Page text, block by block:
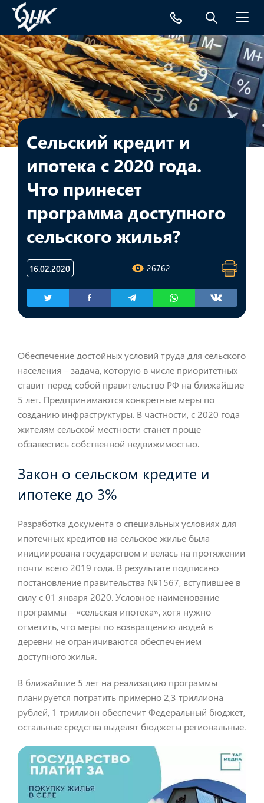
Сельский кредит и
ипотека с 2020 года.
Что принесет
программа доступного
сельского жилья?
16.02.2020 26762
Обеспечение достойных условий труда для сельского
населения – задача, которую в числе приоритетных
ставит перед собой правительство РФ на ближайшие
5 лет. Предпринимаются конкретные меры по
созданию инфраструктуры. В частности, с 2020 года
жителям сельской местности станет проще
обзавестись собственной недвижимостью.
Закон о сельском кредите и
ипотеке до 3%
Разработка документа о специальных условиях для
ипотечных кредитов на сельское жилье была
инициирована государством и велась на протяжении
почти всего 2019 года. В результате подписано
постановление правительства №1567, вступившее в
силу с 01 января 2020. Условное наименование
программы – «сельская ипотека», хотя нужно
отметить, что меры по возвращению людей в
деревни не ограничиваются обеспечением
доступного жилья.
В ближайшие 5 лет на реализацию программы
планируется потратить примерно 2,3 триллиона
рублей, 1 триллион обеспечит Федеральный бюджет,
остальные средства выделят бюджеты региональные.